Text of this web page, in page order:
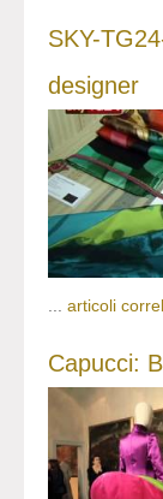
SKY-
designer
... articoli
Capucci: